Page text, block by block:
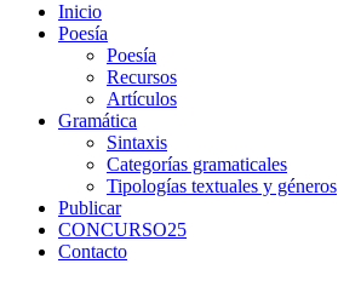
Inicio
Poesía
Poesía
Recursos
Artículos
Gramática
Sintaxis
Categorías gramaticales
Tipologías textuales y géneros
Publicar
CONCURSO25
Contacto